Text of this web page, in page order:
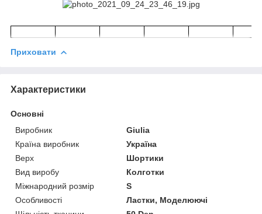
Приховати
Характеристики
Основні
Виробник
Giulia
Країна виробник
Україна
Верх
Шортики
Вид виробу
Колготки
Міжнародний розмір
S
Особливості
Ластки, Моделюючі